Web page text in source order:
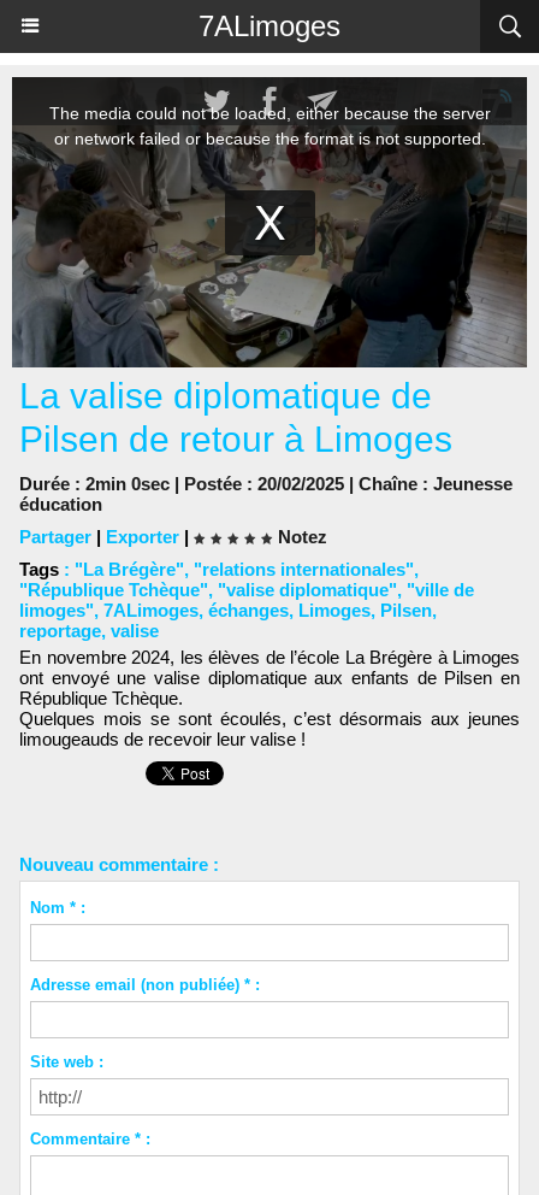
7ALimoges
La valise diplomatique de
Pilsen de retour à Limoges
Durée : 2min 0sec | Postée : 20/02/2025 | Chaîne : Jeunesse
éducation
Partager | Exporter |
Notez
Tags : "La Brégère", "relations internationales",
"République Tchèque", "valise diplomatique", "ville de
limoges", 7ALimoges, échanges, Limoges, Pilsen,
reportage, valise
En novembre 2024, les élèves de l’école La Brégère à Limoges
ont envoyé une valise diplomatique aux enfants de Pilsen en
République Tchèque.
Quelques mois se sont écoulés, c’est désormais aux jeunes
limougeauds de recevoir leur valise !
Nouveau commentaire :
Nom * :
Adresse email (non publiée) * :
Site web :
Commentaire * :